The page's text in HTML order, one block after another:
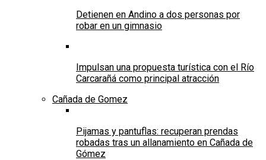
Detienen en Andino a dos personas por
robar en un gimnasio
Impulsan una propuesta turística con el Río
Carcarañá como principal atracción
Cañada de Gomez
Pijamas y pantuflas: recuperan prendas
robadas tras un allanamiento en Cañada de
Gómez